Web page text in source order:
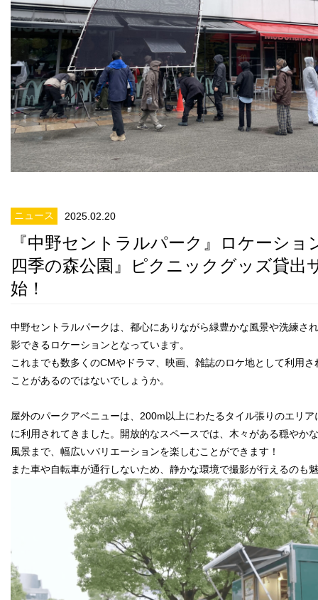
ニュース 2025.02.20
『中野セントラルパーク』ロケーショ
四季の森公園』ピクニックグッズ貸出
始！
中野セントラルパークは、都心にありながら緑豊かな風景や洗練さ
影できるロケーションとなっています。
これまでも数多くのCMやドラマ、映画、雑誌のロケ地として利用
ことがあるのではないでしょうか。
屋外のパークアベニューは、200m以上にわたるタイル張りのエリ
に利用されてきました。開放的なスペースでは、木々がある穏やか
風景まで、幅広いバリエーションを楽しむことができます！